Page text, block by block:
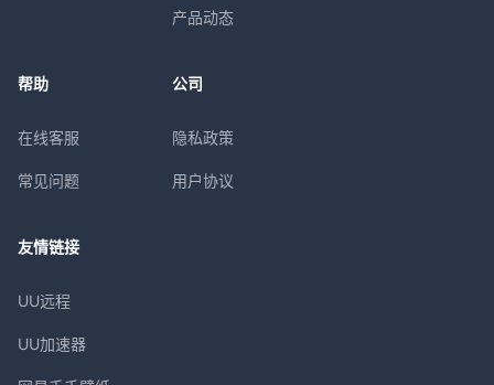
产品动态
帮助
在线客服
常见问题
公司
隐私政策
用户协议
友情链接
UU远程
UU加速器